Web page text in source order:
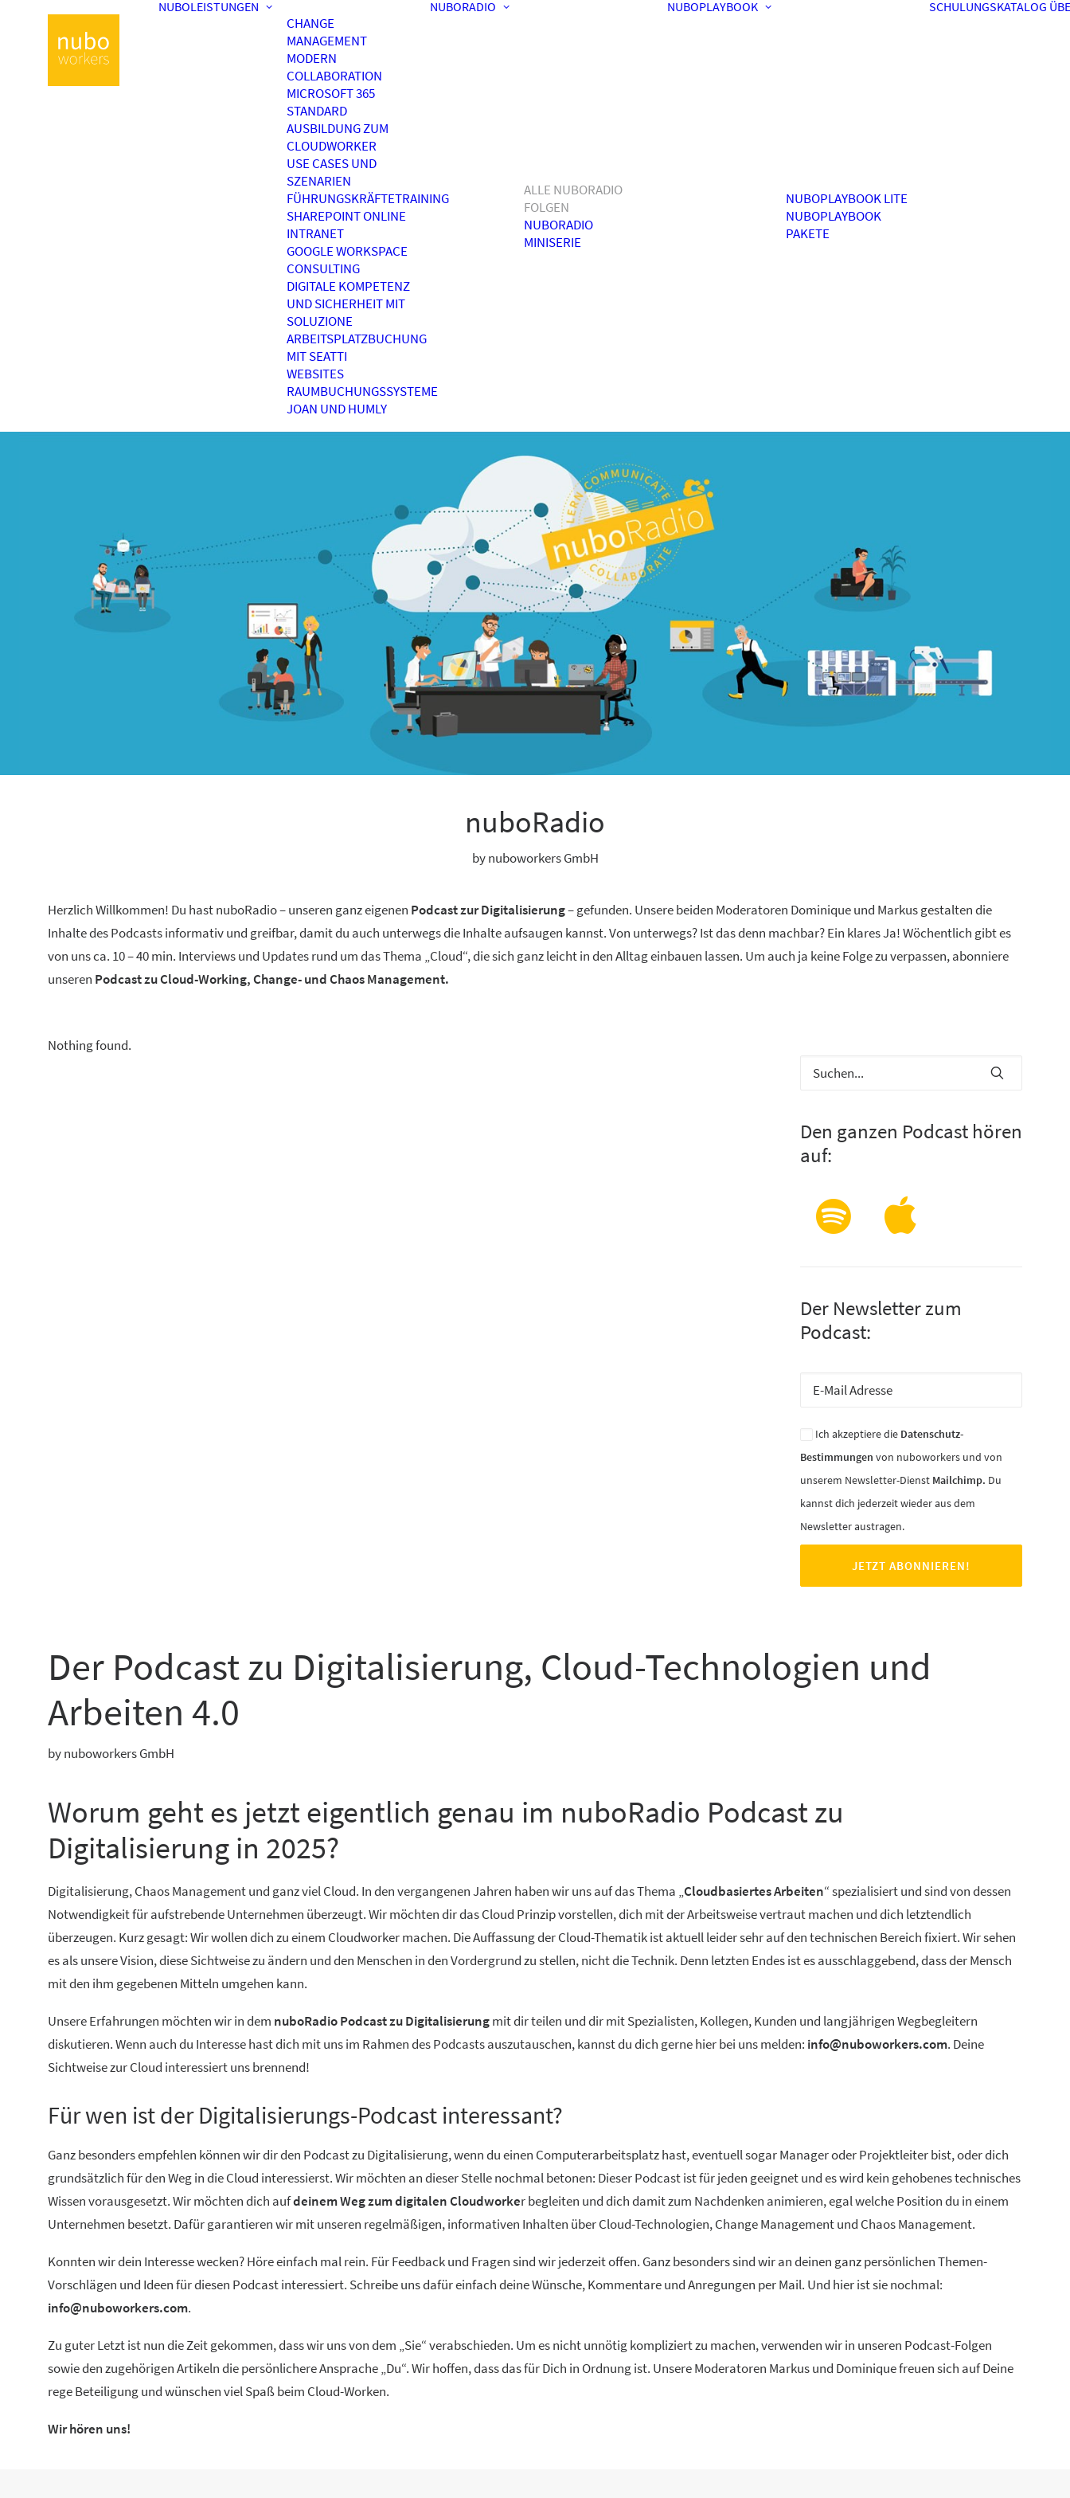
NUBOLEISTUNGEN
CHANGE
MANAGEMENT
MODERN
COLLABORATION
MICROSOFT 365
STANDARD
AUSBILDUNG ZUM
CLOUDWORKER
USE CASES UND
SZENARIEN
FÜHRUNGSKRÄFTETRAINING
SHAREPOINT ONLINE
INTRANET
GOOGLE WORKSPACE
CONSULTING
DIGITALE KOMPETENZ
UND SICHERHEIT MIT
SOLUZIONE
ARBEITSPLATZBUCHUNG
MIT SEATTI
WEBSITES
RAUMBUCHUNGSSYSTEME
JOAN UND HUMLY
NUBORADIO
ALLE NUBORADIO
FOLGEN
NUBORADIO
MINISERIE
NUBOPLAYBOOK
NUBOPLAYBOOK LITE
NUBOPLAYBOOK
PAKETE
SCHULUNGSKATALOG
nuboRadio
by nuboworkers GmbH
Herzlich Willkommen! Du hast nuboRadio – unseren ganz eigenen Podcast zur Digitalisierung– gefunden. Unsere beiden Moderatoren Dominique und Markus gestalten die
Inhalte des Podcasts informativ und greifbar, damit du auch unterwegs die Inhalte aufsaugen kannst. Von unterwegs? Ist das denn machbar? Ein klares Ja! Wöchentlich gibt es
von uns ca. 10 – 40 min. Interviews und Updates rund um das Thema „Cloud“, die sich ganz leicht in den Alltag einbauen lassen. Um auch ja keine Folge zu verpassen, abonniere
unseren Podcast zu Cloud-Working, Change- und Chaos Management.
Nothing found.
Den ganzen Podcast hören
auf:
Der Newsletter zum
Podcast:
Ich akzeptiere die Datenschutz-
Bestimmungen von nuboworkers und von
unserem Newsletter-Dienst Mailchimp. Du
kannst dich jederzeit wieder aus dem
Newsletter austragen.
Der Podcast zu Digitalisierung, Cloud-Technologien und
Arbeiten 4.0
by nuboworkers GmbH
Worum geht es jetzt eigentlich genau im nuboRadio Podcast zu
Digitalisierung in 2025?
Digitalisierung, Chaos Management und ganz viel Cloud. In den vergangenen Jahren haben wir uns auf das Thema „Cloudbasiertes Arbeiten“ spezialisiert und sind von dessen
Notwendigkeit für aufstrebende Unternehmen überzeugt. Wir möchten dir das Cloud Prinzip vorstellen, dich mit der Arbeitsweise vertraut machen und dich letztendlich
überzeugen. Kurz gesagt: Wir wollen dich zu einem Cloudworker machen. Die Auffassung der Cloud-Thematik ist aktuell leider sehr auf den technischen Bereich fixiert. Wir sehen
es als unsere Vision, diese Sichtweise zu ändern und den Menschen in den Vordergrund zu stellen, nicht die Technik. Denn letzten Endes ist es ausschlaggebend, dass der Mensch
mit den ihm gegebenen Mitteln umgehen kann.
Unsere Erfahrungen möchten wir in dem nuboRadio Podcast zu Digitalisierungmit dir teilen und dir mit Spezialisten, Kollegen, Kunden und langjährigen Wegbegleitern
diskutieren. Wenn auch du Interesse hast dich mit uns im Rahmen des Podcasts auszutauschen, kannst du dich gerne hier bei uns melden: info@nuboworkers.com. Deine
Sichtweise zur Cloud interessiert uns brennend!
Für wen ist der Digitalisierungs-Podcast interessant?
Ganz besonders empfehlen können wir dir den Podcast zu Digitalisierung, wenn du einen Computerarbeitsplatz hast, eventuell sogar Manager oder Projektleiter bist, oder dich
grundsätzlich für den Weg in die Cloud interessierst. Wir möchten an dieser Stelle nochmal betonen: Dieser Podcast ist für jeden geeignet und es wird kein gehobenes technisches
Wissen vorausgesetzt. Wir möchten dich aufdeinem Weg zum digitalen Cloudworker begleiten und dich damit zum Nachdenken animieren, egal welche Position du in einem
Unternehmen besetzt. Dafür garantieren wir mit unseren regelmäßigen, informativen Inhalten über Cloud-Technologien, Change Management und Chaos Management.
Konnten wir dein Interesse wecken? Höre einfach mal rein. Für Feedback und Fragen sind wir jederzeit offen. Ganz besonders sind wir an deinen ganz persönlichen Themen-
Vorschlägen und Ideen für diesen Podcast interessiert. Schreibe uns dafür einfach deine Wünsche, Kommentare und Anregungen per Mail. Und hier ist sie nochmal:
info@nuboworkers.com.
Zu guter Letzt ist nun die Zeit gekommen, dass wir uns von dem „Sie“ verabschieden. Um es nicht unnötig kompliziert zu machen, verwenden wir in unseren Podcast-Folgen
sowie den zugehörigen Artikeln die persönlichere Ansprache „Du“. Wir hoffen, dass das für Dich in Ordnung ist. Unsere Moderatoren Markus und Dominique freuen sich auf Deine
rege Beteiligung und wünschen viel Spaß beim Cloud-Worken.
Wir hören uns!